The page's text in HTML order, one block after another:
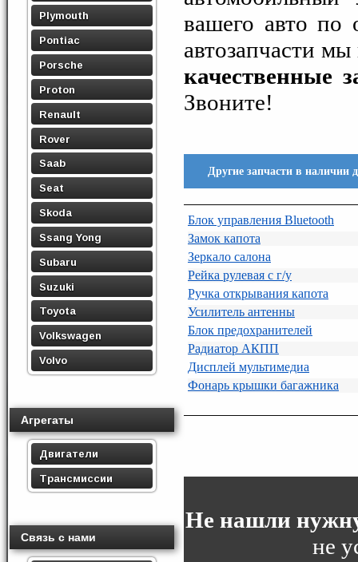
Plymouth
Pontiac
Porsche
Proton
Renault
Rover
Saab
Seat
Skoda
Ssang Yong
Subaru
Suzuki
Toyota
Volkswagen
Volvo
Агрегаты
Двигатели
Трансмиссии
Связь с нами
вашего авто по
автозапчасти
качественные
Звоните!
Другие запчасти в наличии
Блок управления Bluetooth
Замок капота
Зеркало салона
Рейка рулевая с г/у
Ручка открывания капота
Усилитель антенны
Блок предохранителей
Радиатор АКПП
Дисплей мультимедиа
Фонарь крышки багажника
Не нашли
не